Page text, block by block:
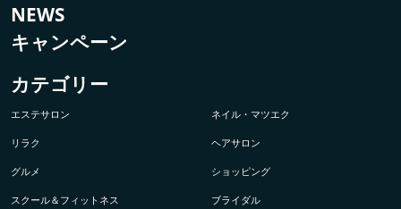
NEWS
キャンペーン
カテゴリー
エステサロン ネイル・マツエク
リラク ヘアサロン
グルメ ショッピング
スクール＆フィットネス ブライダル